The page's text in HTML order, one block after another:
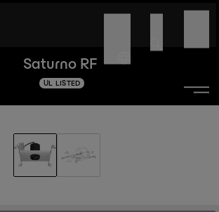
Saturno RF
UL LISTED